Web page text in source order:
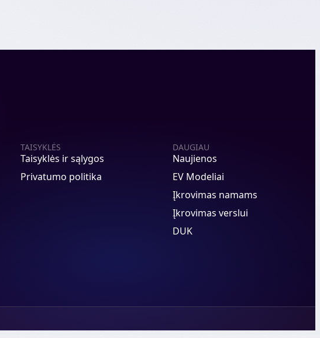
TAISYKLĖS
Taisyklės ir sąlygos
Privatumo politika
DAUGIAU
Naujienos
EV Modeliai
Įkrovimas namams
Įkrovimas verslui
DUK